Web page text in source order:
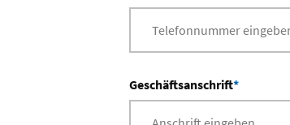
Geschäftsanschrift*